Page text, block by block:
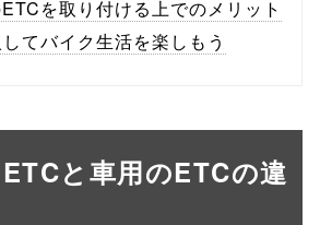
を取り付ける上でのメリット
てバイク生活を楽しもう
と車用のETCの違